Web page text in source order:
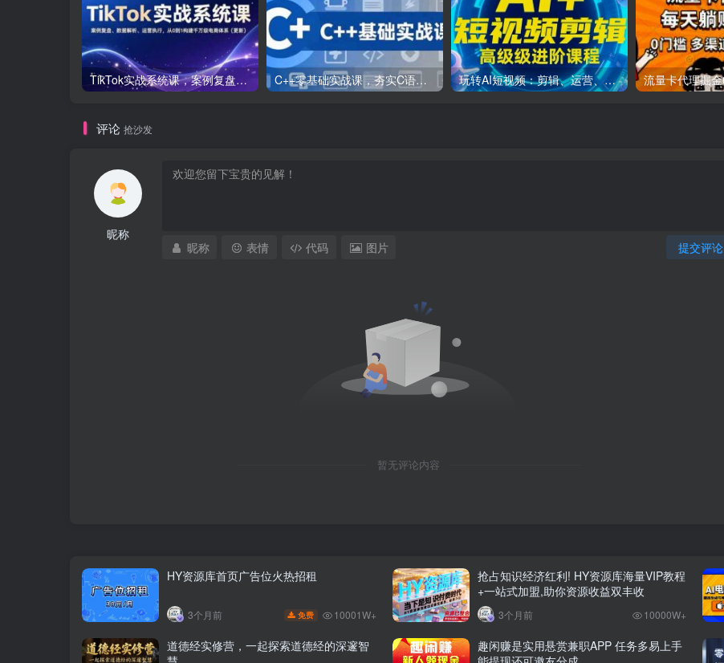
TikTok实战系统课，案例复盘、数据解析、运营执行，从0到1构建千万级电商体系（更新） C++零基础实战课，夯实C语言基础、贯穿游戏项目、掌握开发思维，学成可挑战月薪15K+岗位 玩转AI短视频：剪辑、运营、直播一站式教学，轻松打造流量神话
评论 抢沙发
昵称
提交评论
昵称 表情 代码 图片
暂无评论内容
HY资源库首页广告位火热招租
3个月前 免费 10001W+
抢占知识经济红利! HY资源库海量VIP教程
+一站式加盟,助你资源收益双丰收
3个月前 10000W+
道德经实修营，一起探索道德经的深邃智
趣闲赚是实用悬赏兼职APP 任务多易上手